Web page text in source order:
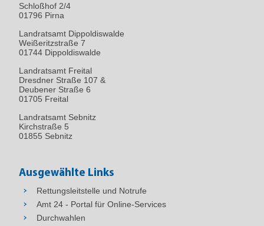
Schloßhof 2/4
01796 Pirna
Landratsamt Dippoldiswalde
Weißeritzstraße 7
01744 Dippoldiswalde
Landratsamt Freital
Dresdner Straße 107 &
Deubener Straße 6
01705 Freital
Landratsamt Sebnitz
Kirchstraße 5
01855 Sebnitz
Ausgewählte Links
Rettungsleitstelle und Notrufe
Amt 24 - Portal für Online-Services
Durchwahlen